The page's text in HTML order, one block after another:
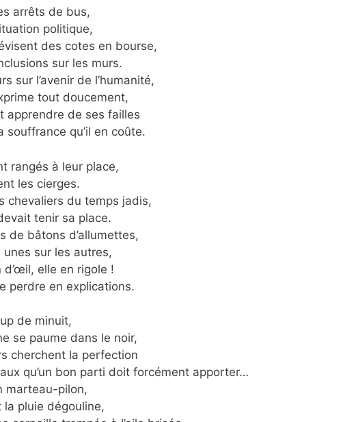
arrêts de bus,
politique,
des cotes en bourse,
sur les murs.
sur l’avenir de l’humanité,
tout doucement,
apprendre de ses failles
souffrance qu’il en coûte.
rangés à leur place,
les cierges.
chevaliers du temps jadis,
tenir sa place.
de bâtons d’allumettes,
unes sur les autres,
elle en rigole !
perdre en explications.
de minuit,
se paume dans le noir,
cherchent la perfection
qu’un bon parti doit forcément apporter…
marteau-pilon,
pluie dégouline,